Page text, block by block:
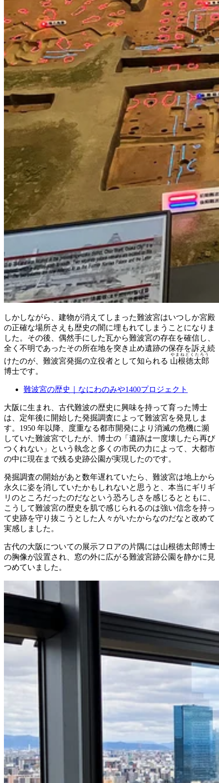
しかしながら、建物が消えてしまった難波宮はいつしか宮殿
の正確な場所さえも歴史の闇に埋もれてしまうことになりま
した。その後、偶然手にした瓦から難波宮の存在を確信し、
全く不明であったその所在地を突き止め遺跡の保存を訴え続
けたのが、難波宮発掘の立役者として知られる 山根徳太郎
やまねとくたろう
博士です。
難波宮の歴史｜なにわのみや1400プロジェクト
大阪に生まれ、古代難波の歴史に興味を持って育った博士
は、定年後に開始した発掘調査によって難波宮を発見しま
す。1950 年以降、度重なる都市開発により消滅の危機に瀕
していた難波宮でしたが、博士の「遺跡は一度壊したら再び
つくれない」という執念と多くの市民の力によって、大都市
の中に現在まで残る史跡公園が実現したのです。
発掘調査の開始があと数年遅れていたら、難波宮は地上から
永久に姿を消していたかもしれないと思うと、本当にギリギ
リのところだったのだなという恐ろしさを感じるとともに、
こうして難波宮の歴史を肌で感じられるのは強い信念を持っ
て史跡を守り抜こうとした人々がいたからなのだなと改めて
実感しました。
古代の大阪についての展示フロアの片隅には山根徳太郎博士
の胸像が設置され、窓の外に広がる難波宮跡公園を静かに見
つめていました。